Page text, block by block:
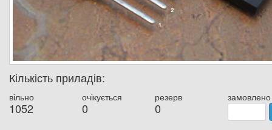
Кількість приладів:
вільно
1052
очікується
0
резерв
0
замовлено